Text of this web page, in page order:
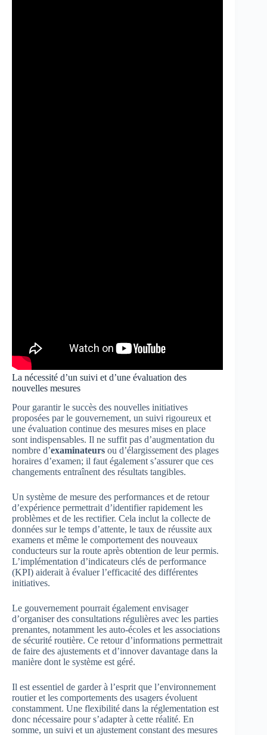
La nécessité d’un suivi et d’une évaluation des
nouvelles mesures
Pour garantir le succès des nouvelles initiatives
proposées par le gouvernement, un suivi rigoureux et
une évaluation continue des mesures mises en place
sont indispensables. Il ne suffit pas d’augmentation du
nombre d’examinateurs ou d’élargissement des plages
horaires d’examen; il faut également s’assurer que ces
changements entraînent des résultats tangibles.
Un système de mesure des performances et de retour
d’expérience permettrait d’identifier rapidement les
problèmes et de les rectifier. Cela inclut la collecte de
données sur le temps d’attente, le taux de réussite aux
examens et même le comportement des nouveaux
conducteurs sur la route après obtention de leur permis.
L’implémentation d’indicateurs clés de performance
(KPI) aiderait à évaluer l’efficacité des différentes
initiatives.
Le gouvernement pourrait également envisager
d’organiser des consultations régulières avec les parties
prenantes, notamment les auto-écoles et les associations
de sécurité routière. Ce retour d’informations permettrait
de faire des ajustements et d’innover davantage dans la
manière dont le système est géré.
Il est essentiel de garder à l’esprit que l’environnement
routier et les comportements des usagers évoluent
constamment. Une flexibilité dans la réglementation est
donc nécessaire pour s’adapter à cette réalité. En
somme, un suivi et un ajustement constant des mesures